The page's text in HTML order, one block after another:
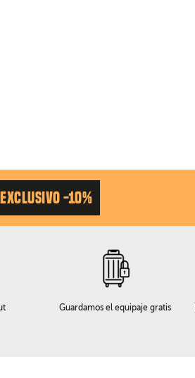
-10%
Guardamos el equipaje gratis